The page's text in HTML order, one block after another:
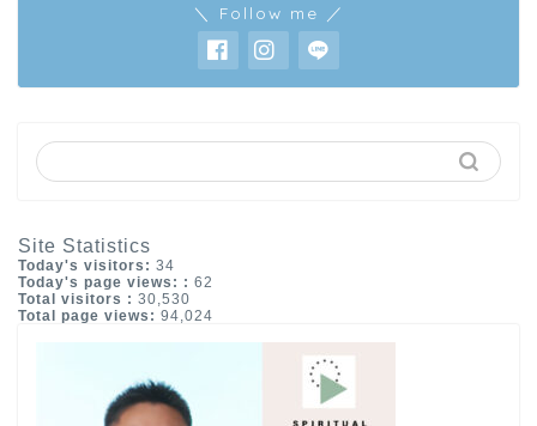
＼ Follow me ／
Site Statistics
Today's visitors: 34
Today's page views: : 62
Total visitors : 30,530
Total page views: 94,024